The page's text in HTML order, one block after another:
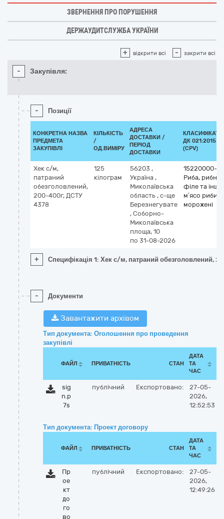
ЗВЕРНЕННЯ ПРО ПОРУШЕННЯ
ДЕРЖАУДИТСЛУЖБА УКРАЇНИ
+ відкрити всі - закрити всі
- Закупівля:
- Позиції
КОНКРЕТНА НАЗВА
ПРЕДМЕТА
ЗАКУПІВЛІ
КІЛЬКІСТЬ
/
ОД.ВИМІРУ
АДРЕСА
ДОСТАВКИ /
ПЕРІОД
ДОСТАВКИ
ДК 021:2015
(CPV)
Хек с/м,
патраний
обезголовлений,
200-400г, ДСТУ
4378
125
кілограм
56203 ,
Україна ,
Миколаївська
область , с-ще
Березнегувате
, Соборно-
Миколаївська
площа, 10
по 31-08-2026
15220000-6
Риба, рибне
філе та інше
м’ясо риби
морожені
+ Специфікація 1: Хек с/м, патраний обезголовлений,
- Документи
Завантажити архівом
Тип документа: Оголошення про проведення
закупівлі
ФАЙЛ ПРИВАТНІСТЬ СТАН
ДАТА
ТА
ЧАС
sig
n.p
7s
публічний Експортовано:
27-05-
2026,
12:52:53
Тип документа: Проект договору
ФАЙЛ ПРИВАТНІСТЬ СТАН
ДАТА
ТА
ЧАС
Пр
ое
кт
до
го
во
публічний Експортовано:
27-05-
2026,
12:49:26